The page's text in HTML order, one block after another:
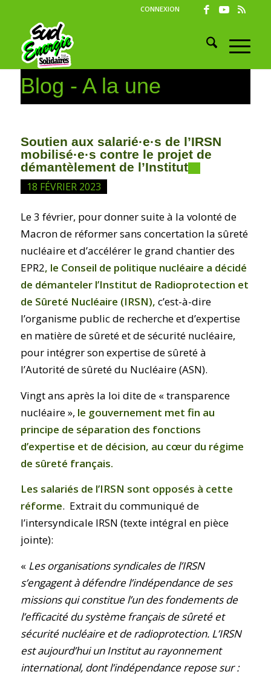
CONNEXION
Blog - A la une
Soutien aux salarié·e·s de l’IRSN
mobilisé·e·s contre le projet de
démantèlement de l’Institut
18 FÉVRIER 2023
Le 3 février, pour donner suite à la volonté de
Macron de réformer sans concertation la sûreté
nucléaire et d’accélérer le grand chantier des
EPR2, le Conseil de politique nucléaire a décidé
de démanteler l’Institut de Radioprotection et
de Sûreté Nucléaire (IRSN), c’est-à-dire
l’organisme public de recherche et d’expertise
en matière de sûreté et de sécurité nucléaire,
pour intégrer son expertise de sûreté à
l’Autorité de sûreté du Nucléaire (ASN).
Vingt ans après la loi dite de « transparence
nucléaire », le gouvernement met fin au
principe de séparation des fonctions
d’expertise et de décision, au cœur du régime
de sûreté français.
Les salariés de l’IRSN sont opposés à cette
réforme. Extrait du communiqué de
l’intersyndicale IRSN (texte intégral en pièce
jointe):
« Les organisations syndicales de l’IRSN
s’engagent à défendre l’indépendance de ses
missions qui constitue l’un des fondements de
l’efficacité du système français de sûreté et
sécurité nucléaire et de radioprotection. L’IRSN
est aujourd’hui un Institut au rayonnement
international, dont l’indépendance repose sur :